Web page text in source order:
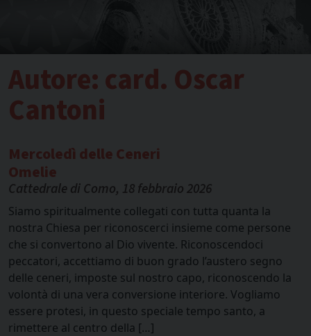
Autore:card. Oscar
Cantoni
Mercoledì delle Ceneri
Omelie
Cattedrale di Como, 18 febbraio 2026
Siamo spiritualmente collegati con tutta quanta la
nostra Chiesa per riconoscerci insieme come persone
che si convertono al Dio vivente. Riconoscendoci
peccatori, accettiamo di buon grado l’austero segno
delle ceneri, imposte sul nostro capo, riconoscendo la
volontà di una vera conversione interiore. Vogliamo
essere protesi, in questo speciale tempo santo, a
rimettere al centro della […]